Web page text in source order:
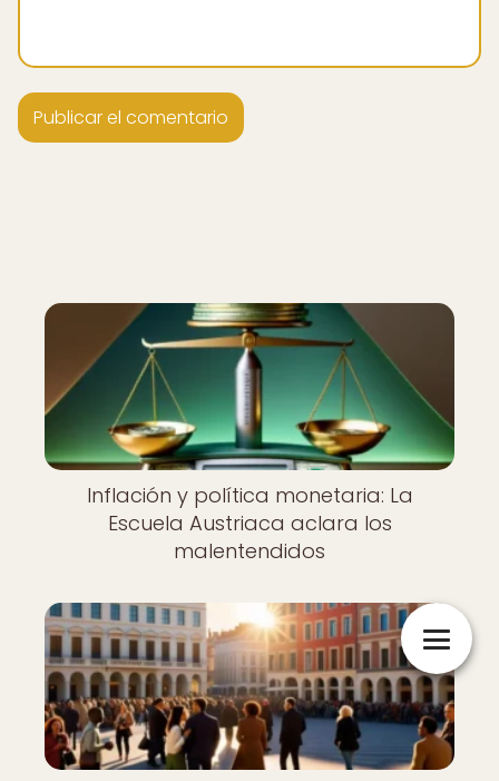
Inflación y política monetaria: La
Escuela Austriaca aclara los
malentendidos